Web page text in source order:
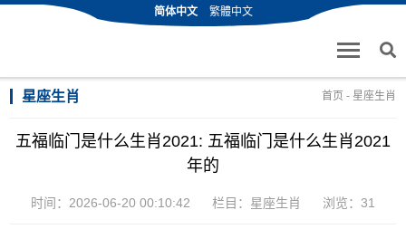
简体中文 繁體中文
星座生肖 首页 - 星座生肖
五福临门是什么生肖2021: 五福临门是什么生肖2021
年的
时间：2026-06-20 00:10:42 栏目： 星座生肖 浏览：31